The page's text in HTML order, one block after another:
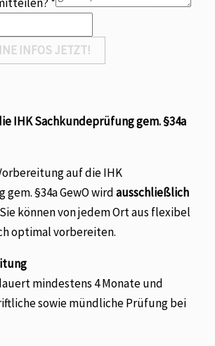
INFOS JETZT!
IHK Sachkundeprüfung gem. §34a
auf die IHK
§34a GewO wirdausschließlich
können von jedem Ort aus flexibel
optimal vorbereiten.
mindestens 4 Monate und
sowie mündliche Prüfung bei